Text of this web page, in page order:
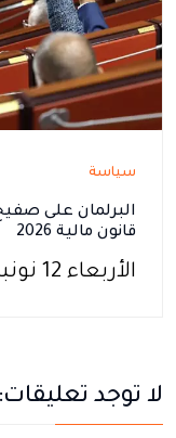
سياسة
البرلمان على
قانون مالية 2026
الأربعاء 12 نونبر 2025
لا توجد تعليقات: